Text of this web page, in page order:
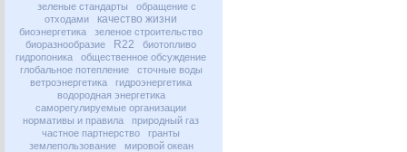
зеленые стандарты
обращение с
отходами
качество жизни
биоэнергетика
зеленое строительство
биоразнообразие
R22
биотопливо
гидропоника
общественное обсуждение
глобальное потепление
сточные воды
ветроэнергетика
гидроэнергетика
водородная энергетика
саморегулируемые организации
нормативы и правила
природный газ
частное партнерство
гранты
землепользование
мировой океан